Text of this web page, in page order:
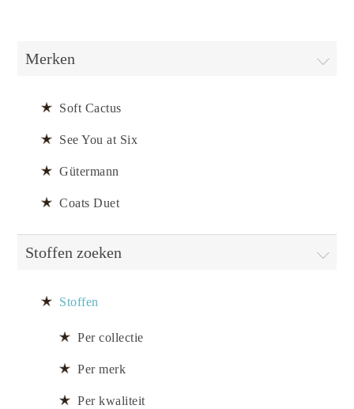
Merken
Soft Cactus
See You at Six
Gütermann
Coats Duet
Stoffen zoeken
Stoffen
Per collectie
Per merk
Per kwaliteit